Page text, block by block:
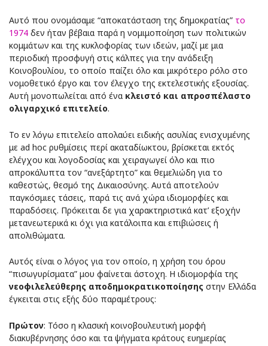
Αυτό που ονομάσαμε “αποκατάσταση της δημοκρατίας” το
1974 δεν ήταν βέβαια παρά η νομιμοποίηση των πολιτικών
κομμάτων και της κυκλοφορίας των ιδεών, μαζί με μια
περιοδική προσφυγή στις κάλπες για την ανάδειξη
Κοινοβουλίου, το οποίο παίζει όλο και μικρότερο ρόλο στο
νομοθετικό έργο και τον έλεγχο της εκτελεστικής εξουσίας.
Αυτή μονοπωλείται από ένα κλειστό και απροσπέλαστο
ολιγαρχικό επιτελείο.
Το εν λόγω επιτελείο απολαύει ειδικής ασυλίας ενισχυμένης
με ad hoc ρυθμίσεις περί ακαταδίωκτου, βρίσκεται εκτός
ελέγχου και λογοδοσίας και χειραγωγεί όλο και πιο
απροκάλυπτα τον “ανεξάρτητο” και θεμελιώδη για το
καθεστώς, θεσμό της Δικαιοσύνης. Αυτά αποτελούν
παγκόσμιες τάσεις, παρά τις ανά χώρα ιδιομορφίες και
παραδόσεις. Πρόκειται δε για χαρακτηριστικά κατ’ εξοχήν
μετανεωτερικά κι όχι για κατάλοιπα και επιβιώσεις ή
απολιθώματα.
Αυτός είναι ο λόγος για τον οποίο, η χρήση του όρου
“πισωγυρίσματα” μου φαίνεται άστοχη. Η ιδιομορφία της
νεοφιλελεύθερης αποδημοκρατικοποίησης στην Ελλάδα
έγκειται στις εξής δύο παραμέτρους:
Πρώτον: Τόσο η κλασική κοινοβουλευτική μορφή
διακυβέρνησης όσο και τα ψήγματα κράτους ευημερίας